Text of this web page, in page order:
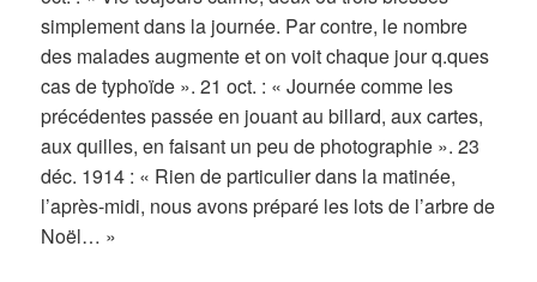
simplement dans la journée. Par contre, le nombre
des malades augmente et on voit chaque jour q.ques
cas de typhoïde ». 21 oct. : « Journée comme les
précédentes passée en jouant au billard, aux cartes,
aux quilles, en faisant un peu de photographie ». 23
déc. 1914 : « Rien de particulier dans la matinée,
l’après-midi, nous avons préparé les lots de l’arbre de
Noël… »